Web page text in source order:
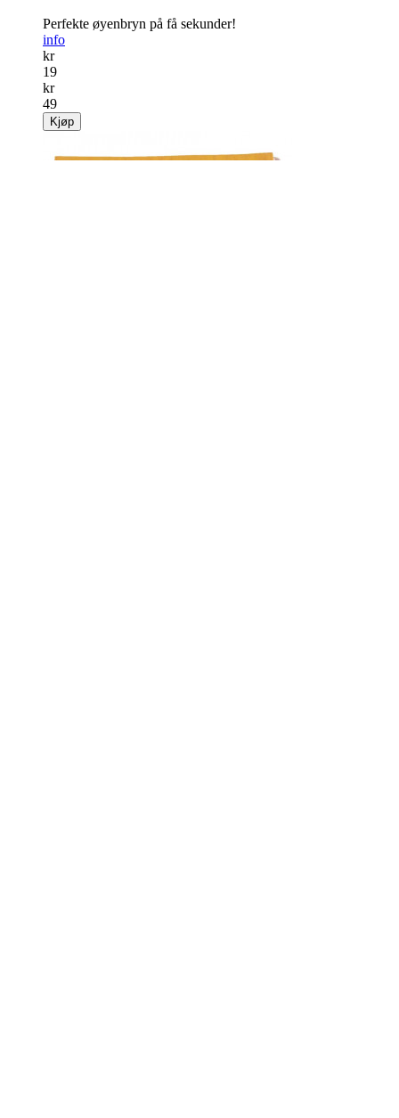
Perfekte øyenbryn på få sekunder!
info
kr
19
kr
49
Kjøp